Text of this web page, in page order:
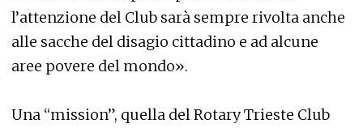
l’attenzione del Club sarà sempre rivolta anche
alle sacche del disagio cittadino e ad alcune
aree povere del mondo».
Una “mission”, quella del Rotary Trieste Club